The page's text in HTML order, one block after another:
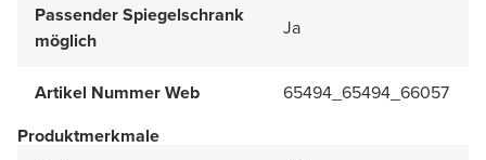
Passender Spiegelschrank
möglich
Ja
Artikel Nummer Web
65494_65494_66057
Produktmerkmale